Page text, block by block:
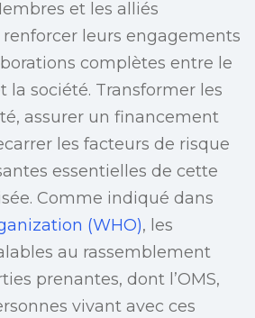
et les alliés
leurs engagements
complètes entre le
la société. Transformer les
assurer un financement
les facteurs de risque
essentielles de cette
Comme indiqué dans
(WHO), les
au rassemblement
prenantes, dont l’OMS,
vivant avec ces